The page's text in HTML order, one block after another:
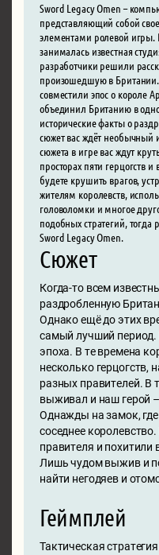
Sword Legacy Omen –
представляющий собой
элементами ролевой игры.
занималась известная
разработчики решили
произошедшую в
совместили эпос о короле
объединил Британию в
исторические факты о
сюжет вас ждёт необычный
сюжета в игре вас ждут
просторах пяти герцогств
будете крушить врагов,
жителям королевств,
головоломки и многое
подобных стратегий,
Sword Legacy Omen.
Сюжет
Когда-то всем
раздробленную
Однако ещё до этих
самый лучший период.
эпоха. В те времена
несколько герцогств,
разных правителей. В
выживал и наш герой
Однажды на замок,
соседнее
правителя и
Лишь чудом выжив и
найти негодяев и
Геймплей
Тактическая